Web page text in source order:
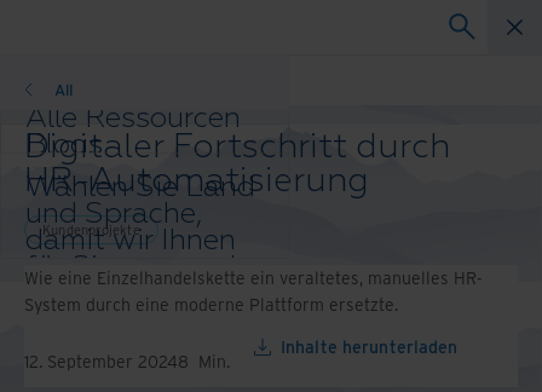
Alle Ressourcen
Blogs
Kundenprojekte
Lösungsleitfäden
Webinare
Whitepaper
All
Wählen Sie Land
und Sprache,
damit wir Ihnen
für Sie passende
Inhalte anzeigen
können.
Land und
Sprache
Kundenprojekte
Digitaler Fortschritt durch
HR-Automatisierung
Kundenprojekte
Wie eine Einzelhandelskette ein veraltetes, manuelles HR-
System durch eine moderne Plattform ersetzte.
12. September 20248 Min.
Inhalte herunterladen